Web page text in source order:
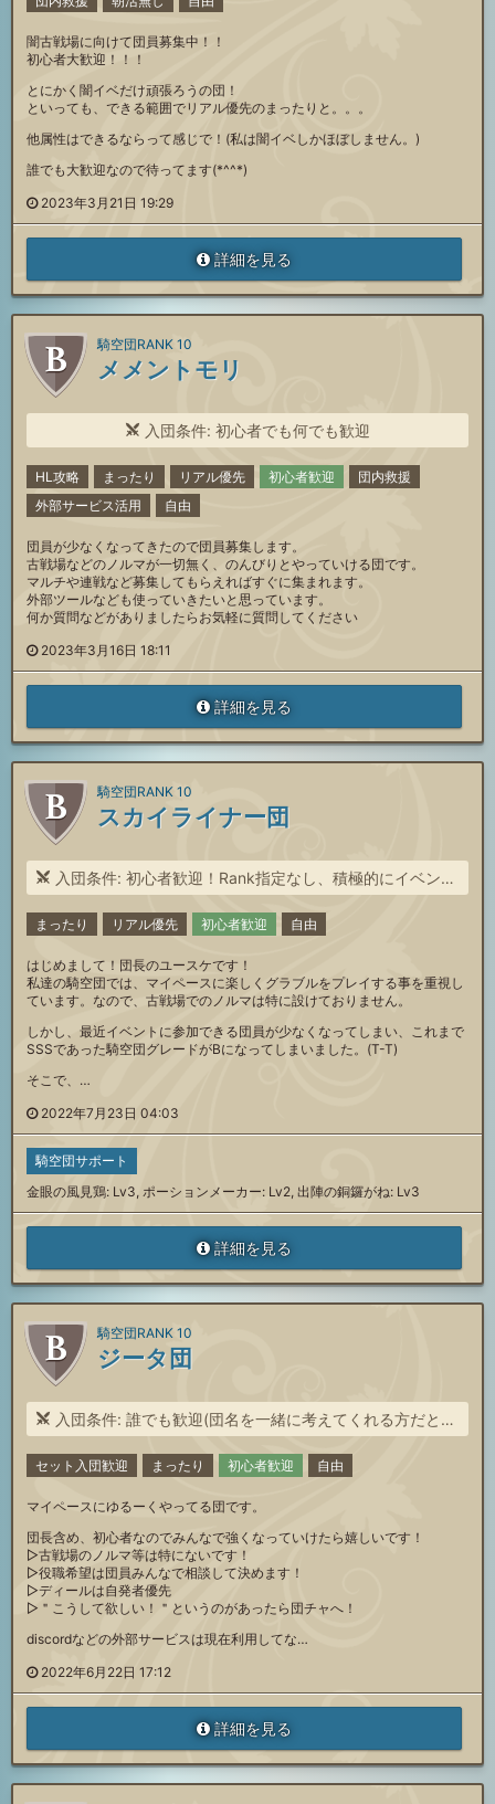
闇古戦場に向けて団員募集中！！
初心者大歓迎！！！
とにかく闇イベだけ頑張ろうの団！
といっても、できる範囲でリアル優先のまったりと。。。
他属性はできるならって感じで！(私は闇イベしかほぼしません。)
誰でも大歓迎なので待ってます(*^^*)
2023年3月21日 19:29
詳細を見る
メメントモリ
騎空団RANK 10
入団条件: 初心者でも何でも歓迎
HL攻略 まったり リアル優先 初心者歓迎
団内救援
外部サービス活用
自由
団員が少なくなってきたので団員募集します。
古戦場などのノルマが一切無く、のんびりとやっていける団です。
マルチや連戦など募集してもらえればすぐに集まれます。
外部ツールなども使っていきたいと思っています。
何か質問などがありましたらお気軽に質問してください
2023年3月16日 18:11
詳細を見る
スカイライナー団
騎空団RANK 10
入団条件: 初心者歓迎！Rank指定なし、積極的にイベント参加出来る方
まったり リアル優先 初心者歓迎 自由
はじめまして！団長のユースケです！
私達の騎空団では、マイペースに楽しくグラブルをプレイする事を重視し
ています。なので、古戦場でのノルマは特に設けておりません。
しかし、最近イベントに参加できる団員が少なくなってしまい、これまで
SSSであった騎空団グレードがBになってしまいました。(T-T)
そこで、…
2022年7月23日 04:03
騎空団サポート
金眼の風見鶏: Lv3, ポーションメーカー: Lv2, 出陣の銅鑼がね: Lv3
詳細を見る
ジータ団
騎空団RANK 10
入団条件: 誰でも歓迎(団名を一緒に考えてくれる方だと尚嬉しい)
セット入団歓迎 まったり 初心者歓迎 自由
マイペースにゆるーくやってる団です。
団長含め、初心者なのでみんなで強くなっていけたら嬉しいです！
▷古戦場のノルマ等は特にないです！
▷役職希望は団員みんなで相談して決めます！
▷ディールは自発者優先
▷＂こうして欲しい！＂というのがあったら団チャへ！
discordなどの外部サービスは現在利用してな…
2022年6月22日 17:12
詳細を見る